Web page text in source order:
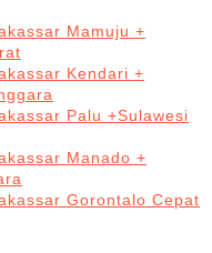
Mamuju +
Kendari +
Palu +Sulawesi
Manado +
Gorontalo Cepat